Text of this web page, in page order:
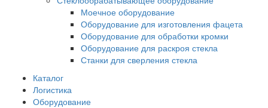
Моечное оборудование
Оборудование для изготовления фацета
Оборудование для обработки кромки
Оборудование для раскроя стекла
Станки для сверления стекла
Каталог
Логистика
Оборудование